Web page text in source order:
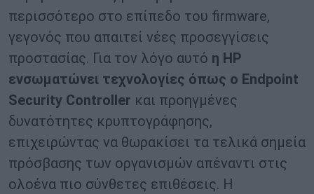
περισσότερο στο επίπεδο του firmware,
γεγονός που απαιτεί νέες προσεγγίσεις
προστασίας. Για τον λόγο αυτό η HP
ενσωματώνει τεχνολογίες όπως ο Endpoint
Security Controller και προηγμένες
δυνατότητες κρυπτογράφησης,
επιχειρώντας να θωρακίσει τα τελικά σημεία
πρόσβασης των οργανισμών απέναντι στις
ολοένα πιο σύνθετες επιθέσεις. Η